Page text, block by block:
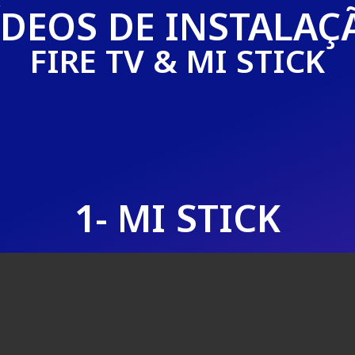
DE
FIRE TV & MI STICK
1- MI STICK